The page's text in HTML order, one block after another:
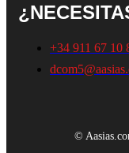
+34 911 67 10
©